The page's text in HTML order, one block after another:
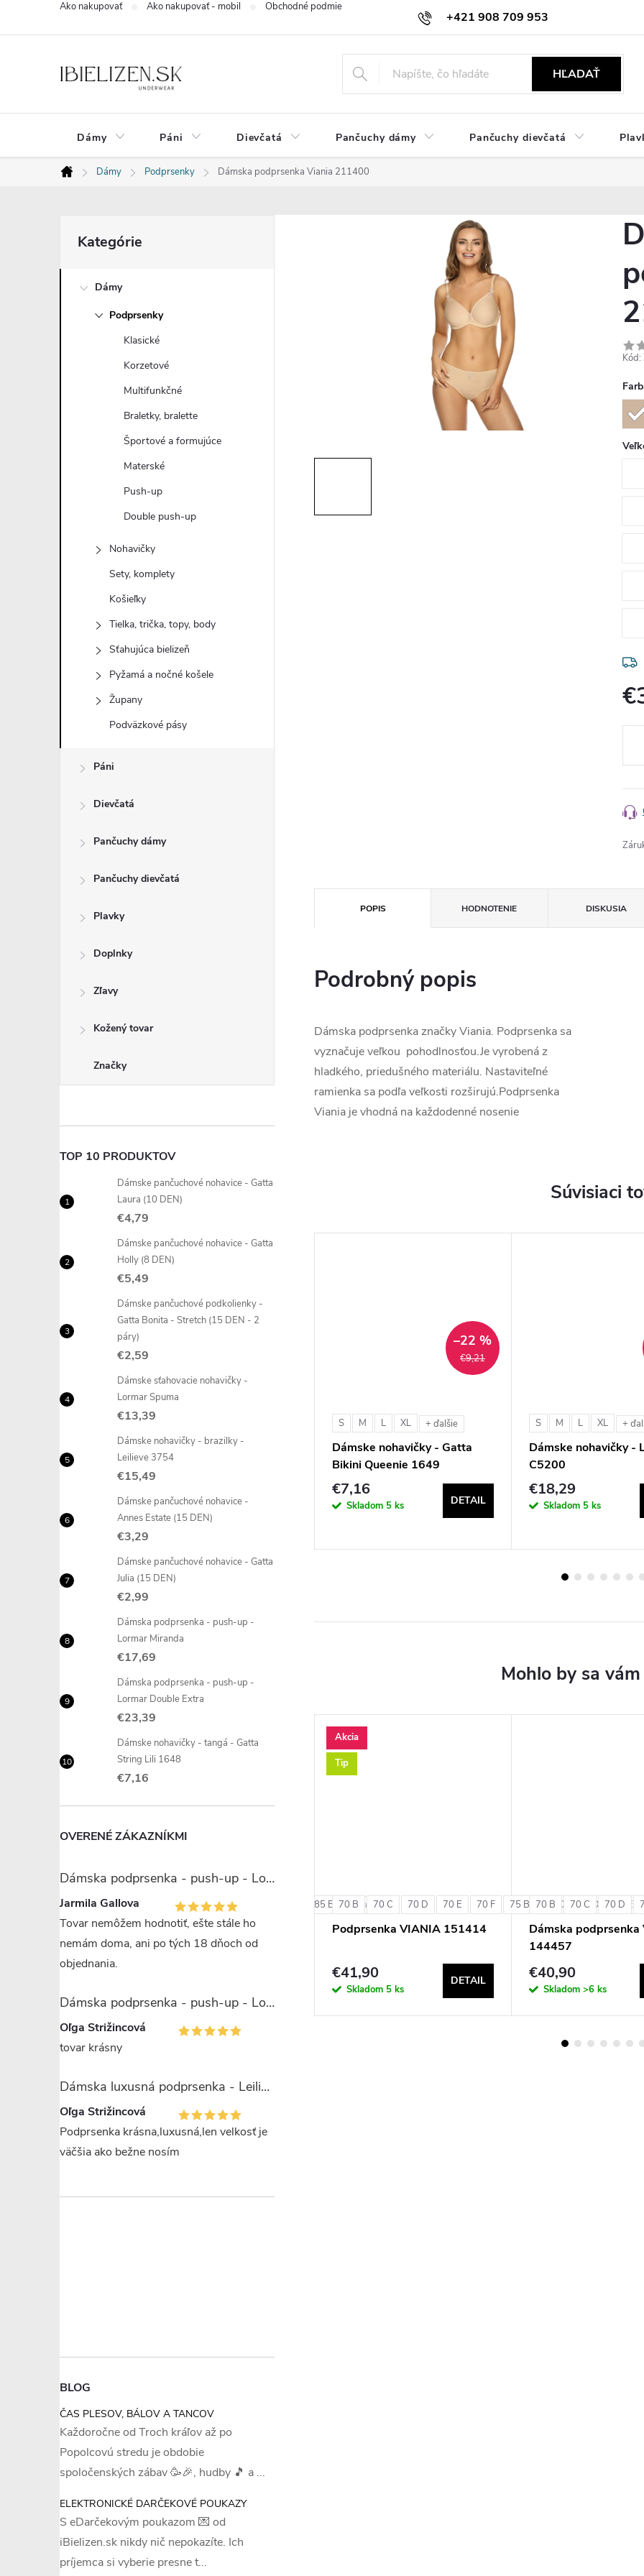
+421 908 709 953
objednavky@ibielizen.sk
Ako nakupovať Ako nakupovať - mobil Obchodné podmienky
HĽADAŤ
Dámy Páni Dievčatá Pančuchy dámy Pančuchy dievčatá
Domov
Dámy Podprsenky Dámska podprsenka Viania 211400
o
kategórie
Kategórie
Dámy
Podprsenky
Klasické
Korzetové
Multifunkčné
Braletky, bralette
Športové a formujúce
Materské
Push-up
Double push-up
Nohavičky
Sety, komplety
Košieľky
Tielka, trička, topy, body
Sťahujúca bielizeň
Pyžamá a nočné košele
Župany
Podväzkové pásy
Páni
Dievčatá
Pančuchy dámy
Pančuchy dievčatá
Plavky
Doplnky
Zľavy
Kožený tovar
Značky
TOP 10 PRODUKTOV
Dámske pančuchové nohavice - Gatta
Laura (10 DEN)
€4,79
Dámske pančuchové nohavice - Gatta
Holly (8 DEN)
€5,49
Dámske pančuchové podkolienky -
Gatta Bonita - Stretch (15 DEN - 2
páry)
€2,59
Dámske sťahovacie nohavičky -
Lormar Spuma
€13,39
Dámske nohavičky - brazilky -
Leilieve 3754
€15,49
Dámske pančuchové nohavice -
Annes Estate (15 DEN)
€3,29
Dámske pančuchové nohavice - Gatta
Julia (15 DEN)
€2,99
Dámska podprsenka - push-up -
Lormar Miranda
€17,69
Dámska podprsenka - push-up -
Lormar Double Extra
€23,39
Dámske nohavičky - tangá - Gatta
String Lili 1648
€7,16
OVERENÉ ZÁKAZNÍKMI
Dámska podprsenka - push-up - Lormar Miranda
Jarmila Gallova
Tovar nemôžem hodnotiť, ešte stále ho
nemám doma, ani po tých 18 dňoch od
objednania.
Dámska podprsenka - push-up - Lormar Saten Soft up
Oľga Strižincová
tovar krásny
Dámska luxusná podprsenka - Leilieve 7743
Oľga Strižincová
Podprsenka krásna,luxusná,len velkosť je
väčšia ako bežne nosím
BLOG
ČAS PLESOV, BÁLOV A TANCOV
Každoročne od Troch kráľov až po
Popolcovú stredu je obdobie
spoločenských zábav 🥳🎉, hudby 🎵 a ...
ELEKTRONICKÉ DARČEKOVÉ POUKAZY
S eDarčekovým poukazom 💌 od
iBielizen.sk nikdy nič nepokazíte. Ich
príjemca si vyberie presne t...
Kód:
POPIS HODNOTENIE DISKUSIA
Podrobný popis
Dámska podprsenka značky Viania. Podprsenka sa
vyznačuje veľkou pohodlnosťou.Je vyrobená z
hladkého, priedušného materiálu. Nastaviteľné
ramienka sa podľa veľkosti rozširujú.Podprsenka
Viania je vhodná na každodenné nosenie
Súvisiaci
–18 %
S
Dámske nohavičky - brazilky -
Lormar Extra Organic Cotton
Brasiliana
Skladom1 ks
€9,21
–22 %
S M L XL + ďalšie
Dámske nohavičky - Gatta
Bikini Queenie 1649
€7,16
Skladom 5 ks DETAIL
S M L XL +
Dámske nohavičky -
C5200
€18,29
Skladom 5 ks
€23,99
85 B + ďalšie
Triangolo
70 C 75 B 85 B + ďalšie
Dámska podprsenka -
korzetová - Lormar Frizzante
Akcia
Tip
70 B 70 C 70 D 70 E 70 F 75 B 75 C 75 D 75 E
Podprsenka VIANIA 151414
€41,90
Skladom 5 ks
DETAIL
70 B 70 C 70 D
Dámska podprsenka
144457
€40,90
Skladom >6 ks